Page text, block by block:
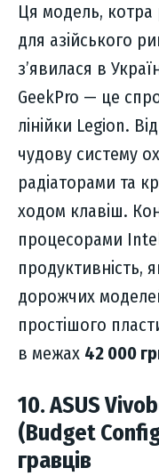
Ця модель,
для азійського
з’явилася в
GeekPro — це
лінійки Legion.
чудову систему
радіаторами та
ходом клавіш.
процесорами
продуктивність,
дорожчих
простішого
в межах 42 000
10. ASUS
(Budget
гравців